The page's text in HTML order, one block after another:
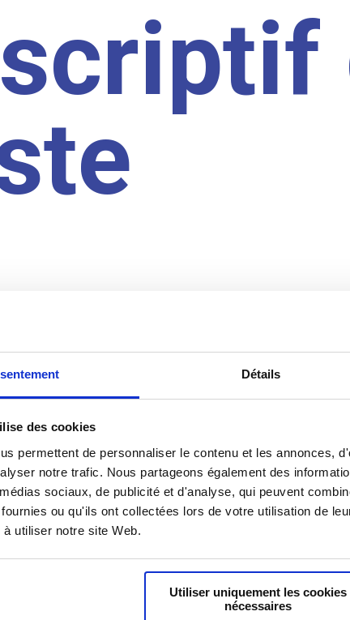
Détails
des cookies
permettent de personnaliser le contenu et les annonces,
notre trafic. Nous partageons également des
sociaux, de publicité et d'analyse, qui peuvent
ou qu'ils ont collectées lors de votre utilisation de
utiliser notre site Web.
Utiliser uniquement les cookies
nécessaires
:
du